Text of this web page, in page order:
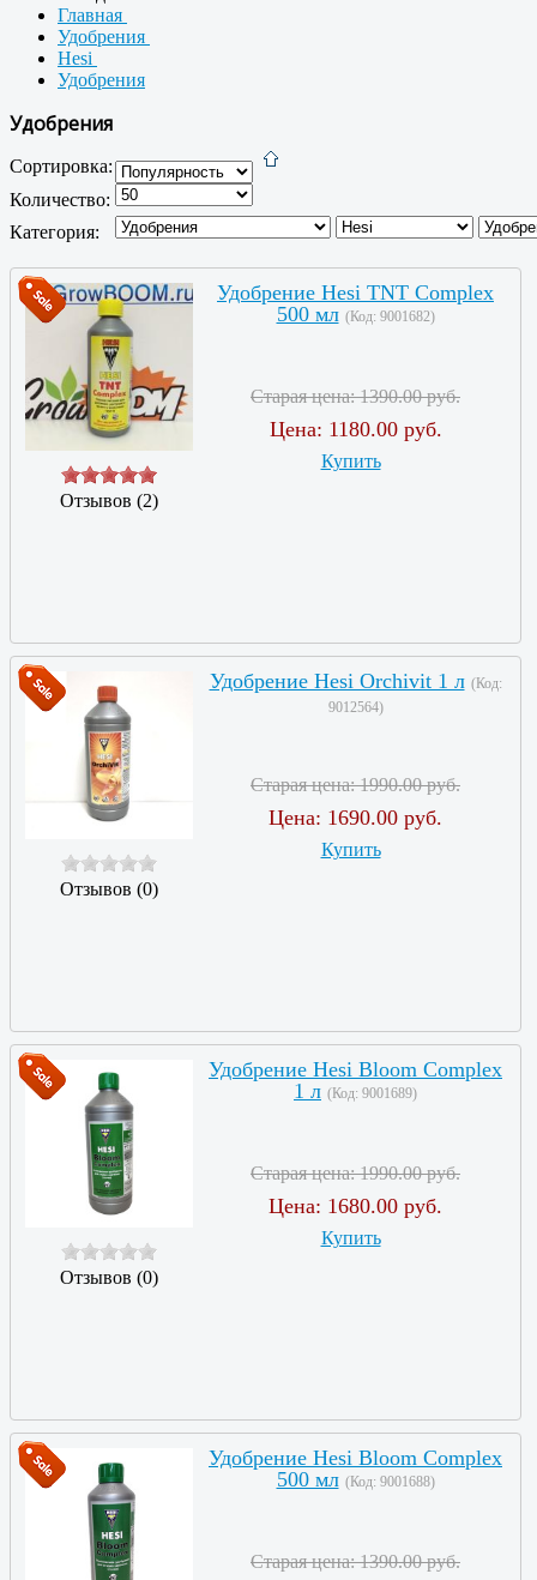
Главная
Удобрения
Hesi
Удобрения
Удобрения
Сортировка:
Количество:
Категория:
Отзывов (2)
Удобрение Hesi TNT Complex
500 мл (Код: 9001682)
Старая цена:1390.00 руб.
Цена: 1180.00 руб.
Купить
Отзывов (0)
Удобрение Hesi Orchivit 1 л (Код:
9012564)
Старая цена:1990.00 руб.
Цена: 1690.00 руб.
Купить
Отзывов (0)
Удобрение Hesi Bloom Complex
1 л (Код: 9001689)
Старая цена:1990.00 руб.
Цена: 1680.00 руб.
Купить
Удобрение Hesi Bloom Complex
500 мл (Код: 9001688)
Старая цена:1390.00 руб.